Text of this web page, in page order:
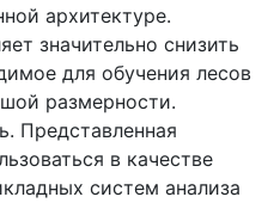
архитектуре.
значительно снизить
для обучения лесов
размерности.
Представленная
в качестве
систем анализа